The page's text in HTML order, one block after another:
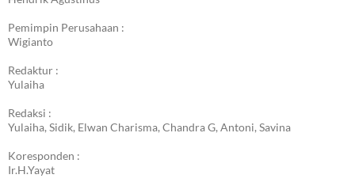
Pemimpin Perusahaan :
Wigianto
Redaktur :
Yulaiha
Redaksi :
Yulaiha, Sidik, Elwan Charisma, Chandra G, Antoni, Savina
Koresponden :
Ir.H.Yayat